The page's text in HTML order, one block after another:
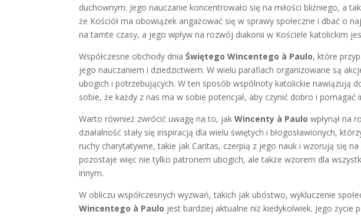
duchownym. Jego nauczanie koncentrowało się na miłości bliźniego, a
że Kościół ma obowiązek angażować się w sprawy społeczne i dbać o
na tamte czasy, a jego wpływ na rozwój diakonii w Kościele katolickim
Współczesne obchody dniaŚwiętego Wincentego à Paulo, które
jego nauczaniem i dziedzictwem. W wielu parafiach organizowane są
ubogich i potrzebujących. W ten sposób wspólnoty katolickie nawiązują
sobie, że każdy z nas ma w sobie potencjał, aby czynić dobro i pomagać
Warto również zwrócić uwagę na to, jakWincenty à Paulo wpłynął na
działalność stały się inspiracją dla wielu świętych i błogosławionych,
ruchy charytatywne, takie jak Caritas, czerpią z jego nauk i wzorują się
pozostaje więc nie tylko patronem ubogich, ale także wzorem dla
innym.
W obliczu współczesnych wyzwań, takich jak ubóstwo, wykluczenie
Wincentego à Paulo jest bardziej aktualne niż kiedykolwiek. Jego życie